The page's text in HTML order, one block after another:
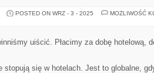
POSTED ON WRZ - 3 - 2025
MOŻLIWOŚĆ
uiścić. Płacimy za dobę hotelową,
stopują się w hotelach. Jest to globalne,